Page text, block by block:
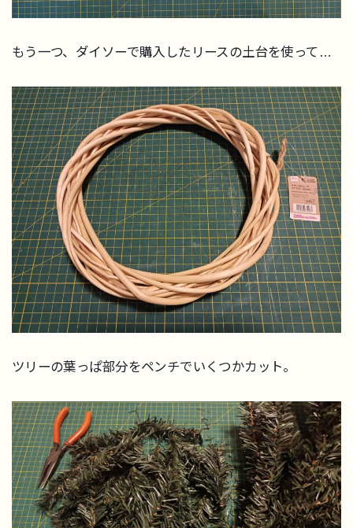
もう一つ、ダイソーで購入したリースの土台を使って…
ツリーの葉っぱ部分をペンチでいくつかカット。